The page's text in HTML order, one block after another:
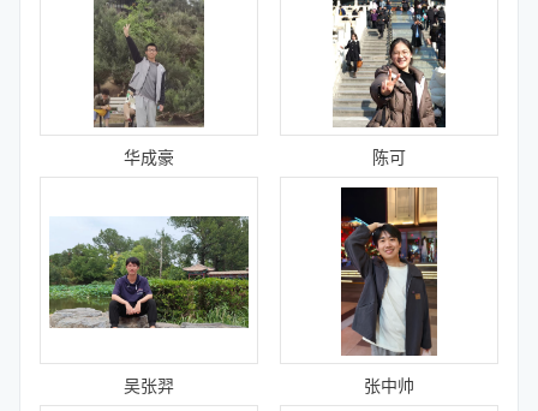
华成豪 陈可
吴张羿 张中帅